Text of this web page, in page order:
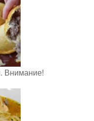
Внимание!